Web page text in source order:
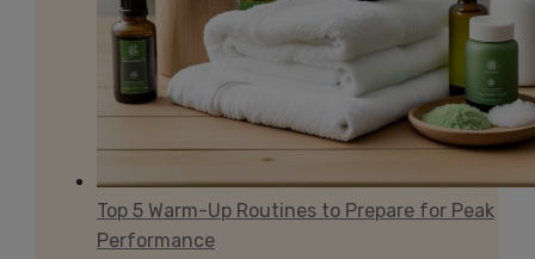
Top 5 Warm-Up Routines to Prepare for Peak
Performance